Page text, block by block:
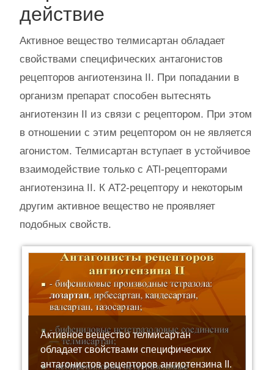
действие
Активное вещество телмисартан обладает
свойствами специфических антагонистов
рецепторов ангиотензина II. При попадании в
организм препарат способен вытеснять
ангиотензин II из связи с рецептором. При этом
в отношении с этим рецептором он не является
агонистом. Телмисартан вступает в устойчивое
взаимодействие только с ATl-рецепторами
ангиотензина II. К AT2-рецептору и некоторым
другим активное вещество не проявляет
подобных свойств.
Активное вещество телмисартан
обладает свойствами специфических
антагонистов рецепторов ангиотензина II.